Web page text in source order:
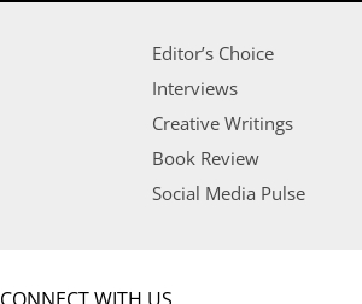
Editor’s Choice
Interviews
Creative Writings
Book Review
Social Media Pulse